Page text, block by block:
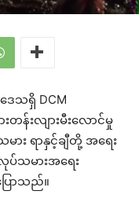
ေသရှိ DCM
န်းလျားမီးလောင်မှု
း ရာနှင့်ချီတို့ အရေး
ပ်သမားအရေး
ောသည်။